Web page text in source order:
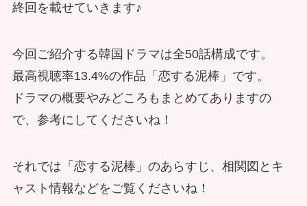
終回を載せていきます♪
今回ご紹介する韓国ドラマは全50話構成です。
最高視聴率13.4%の作品「恋する泥棒」です。
ドラマの概要やみどころもまとめてありますの
で、参考にしてくださいね！
それでは「恋する泥棒」のあらすじ、相関図とキ
ャスト情報などをご覧くださいね！